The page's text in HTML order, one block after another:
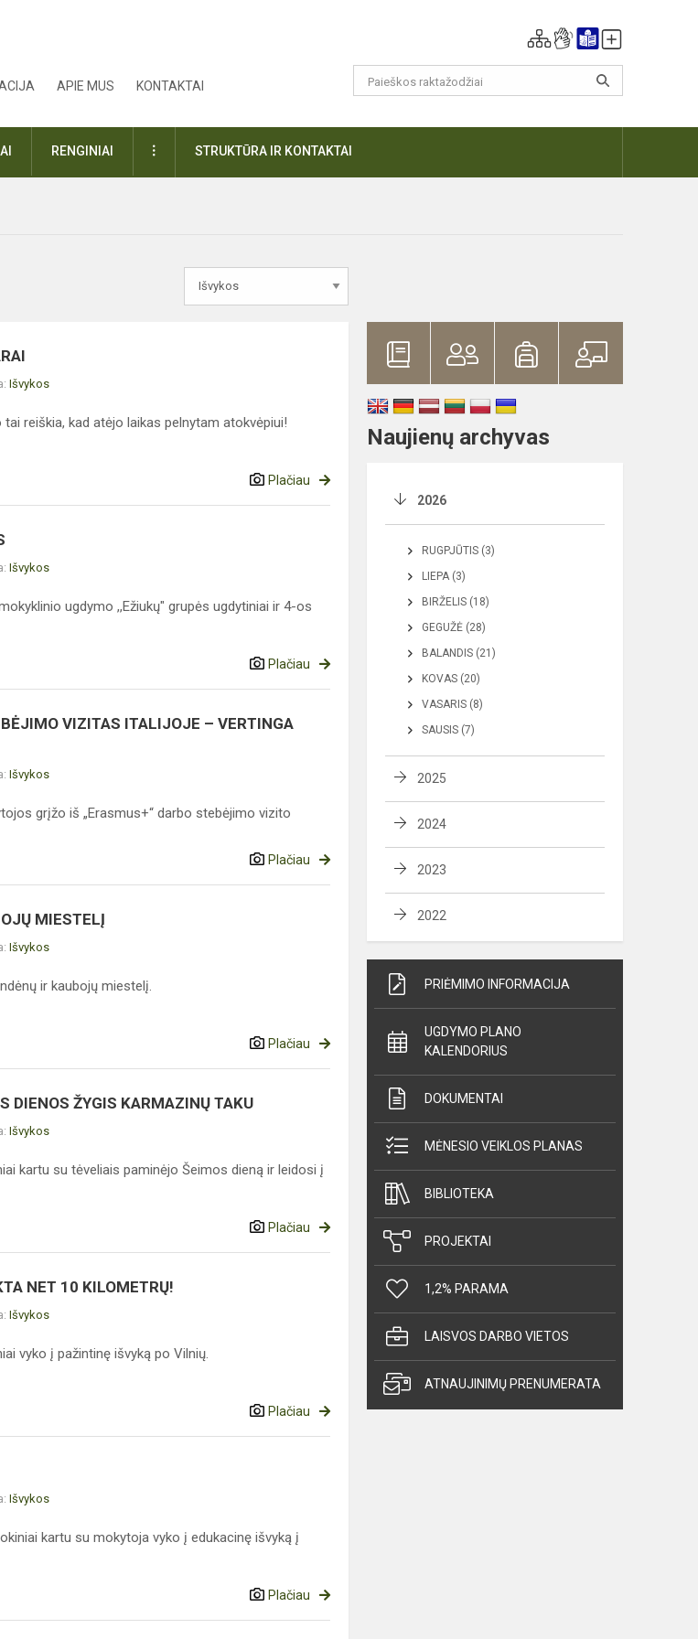
APIE MUS KONTAKTAI
RENGINIAI DAUGIAUSTRUKTŪRA IR KONTAKTAI
Išvykos
reiškia, kad atėjo laikas pelnytam atokvėpiui!
Plačiau
Išvykos
ugdymo ,,Ežiukų" grupės ugdytiniai ir 4-os
Plačiau
VIZITAS ITALIJOJE – VERTINGA
Išvykos
grįžo iš „Erasmus+“ darbo stebėjimo vizito
Plačiau
MIESTELĮ
Išvykos
ir kaubojų miestelį.
Plačiau
DIENOS ŽYGIS KARMAZINŲ TAKU
Išvykos
kartu su tėveliais paminėjo Šeimos dieną ir leidosi į
Plačiau
NET 10 KILOMETRŲ!
Išvykos
vyko į pažintinę išvyką po Vilnių.
Plačiau
Išvykos
kartu su mokytoja vyko į edukacinę išvyką į
Plačiau
Naujienų archyvas
2026
RUGPJŪTIS (3)
LIEPA (3)
BIRŽELIS (18)
GEGUŽĖ (28)
BALANDIS (21)
KOVAS (20)
VASARIS (8)
SAUSIS (7)
2025
2024
2023
2022
PRIĖMIMO INFORMACIJA
UGDYMO PLANO
KALENDORIUS
DOKUMENTAI
MĖNESIO VEIKLOS PLANAS
BIBLIOTEKA
PROJEKTAI
1,2% PARAMA
LAISVOS DARBO VIETOS
ATNAUJINIMŲ PRENUMERATA